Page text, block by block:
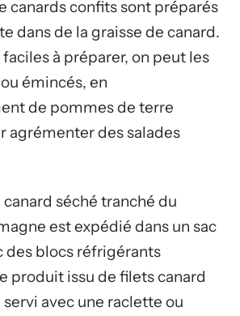
canards confits sont préparés
dans de la graisse de canard.
à préparer, on peut les
émincés, en
de pommes de terre
agrémenter des salades
séché tranché du
est expédié dans un sac
des blocs réfrigérants
produit issu de filets canard
avec une raclette ou